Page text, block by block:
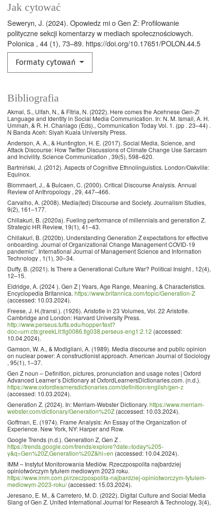
Jak cytować
Seweryn, J. (2024). Opowiedz mi o Gen Z: Profilowanie
polityczne sekcji komentarzy w mediach społecznościowych.
Polonica , 44 (1), 73–89. https://doi.org/10.17651/POLON.44.5
Formaty cytowań
Bibliografia
Akmal, S., Ulfah, N., & Fitria, N. (2022). Here comes the Acehnese Gen-Z!
Language and Identity in Social Media Communication. In: N. M. Ismail, A. H.
Ummah, & R. H. Chaniago (Eds)., Communication Today Vol. 1. (pp . 23–44) .
N Banda Aceh: Siyah Kuala University Press.
Anderson, A. A., & Huntington, H. E. (2017). Social Media, Science, and
Attack Discourse: How Twitter Discussions of Climate Change Use Sarcasm
and Incivility. Science Communication , 39(5), 598–620.
Bartmiński, J. (2012). Aspects of Cognitive Ethnolinguistics. London/Oakville:
Equinox.
Blommaert, J., & Bulcaen, C. (2000). Critical Discourse Analysis. Annual
Review of Anthropology , 29, 447–466.
Carvalho, A. (2008). Media(ted) Discourse and Society. Journalism Studies,
9(2), 161–177.
Chillakuri, B. (2020a). Fueling performance of millennials and generation Z.
Strategic HR Review, 19(1), 41–43.
Chillakuri, B. (2020b). Understanding Generation Z expectations for effective
onboarding. Journal of Organizational Change Management COVID-19
pandemic”. International Journal of Management Science and Information
Technology , 1(1), 30–34.
Duffy, B. (2021). Is There a Generational Culture War? Political Insight , 12(4),
12–15.
Eldridge, A. (2024 ). Gen Z | Years, Age Range, Meaning, & Characteristics.
Encyclopedia Britannica. https://www.britannica.com/topic/Generation-Z
(accessed: 10.03.2024).
Freese, J. H.(transl.). (1926). Aristotle in 23 Volumes, Vol. 22 Aristotle.
Cambridge and London: Harvard University Press.
http://www.perseus.tufts.edu/hopper/text?
doc=urn:cts:greekLit:tlg0086.tlg038.perseus-eng1:2.12 (accessed:
10.04.2024).
Gamson, W. A., & Modigliani, A. (1989). Media discourse and public opinion
on nuclear power: A constructionist approach. American Journal of Sociology
, 95(1), 1–37.
Gen Z noun – Definition, pictures, pronunciation and usage notes | Oxford
Advanced Learner’s Dictionary at OxfordLearnersDictionaries.com. (n.d.).
https://www.oxfordlearnersdictionaries.com/definition/english/gen-z
(accessed: 10.03.2024).
Generation Z. (2024). In: Merriam-Webster Dictionary. https://www.merriam-
webster.com/dictionary/Generation%20Z (accessed: 10.03.2024).
Goffman, E. (1974). Frame Analysis: An Essay of the Organization of
Experience. New York, NY: Harper and Row.
Google Trends (n.d.). Generation Z, Gen Z .
https://trends.google.com/trends/explore?date=today%205-
y&q=Gen%20Z,Generation%20Z&hl=en (accessed: 10.04.2024).
IMM – Instytut Monitorowania Mediów. Rzeczpospolita najbardziej
opiniotwórczym tytułem mediowym 2023 roku.
https://www.imm.com.pl/rzeczpospolita-najbardziej-opiniotworczym-tytulem-
mediowym-2023-roku/(accessed: 15.03.2024).
Jeresano, E. M., & Carretero, M. D. (2022). Digital Culture and Social Media
Slang of Gen Z. United International Journal for Research & Technology, 3(4),